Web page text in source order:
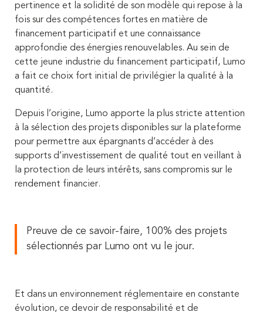
pertinence et la solidité de son modèle qui repose à la
fois sur des compétences fortes en matière de
financement participatif et une connaissance
approfondie des énergies renouvelables. Au sein de
cette jeune industrie du financement participatif, Lumo
a fait ce choix fort initial de privilégier la qualité à la
quantité.
Depuis l’origine, Lumo apporte la plus stricte attention
à la sélection des projets disponibles sur la plateforme
pour permettre aux épargnants d’accéder à des
supports d’investissement de qualité tout en veillant à
la protection de leurs intérêts, sans compromis sur le
rendement financier.
Preuve de ce savoir-faire, 100% des projets
sélectionnés par Lumo ont vu le jour.
Et dans un environnement réglementaire en constante
évolution, ce devoir de responsabilité et de